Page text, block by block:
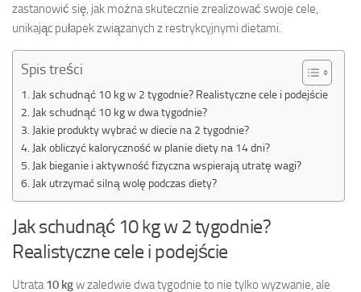
zastanowić się, jak można skutecznie zrealizować swoje cele,
unikając pułapek związanych z restrykcyjnymi dietami.
Spis treści
Jak schudnąć 10 kg w 2 tygodnie? Realistyczne cele i podejście
Jak schudnąć 10 kg w dwa tygodnie?
Jakie produkty wybrać w diecie na 2 tygodnie?
Jak obliczyć kaloryczność w planie diety na 14 dni?
Jak bieganie i aktywność fizyczna wspierają utratę wagi?
Jak utrzymać silną wolę podczas diety?
Jak schudnąć 10 kg w 2 tygodnie?
Realistyczne cele i podejście
Utrata 10 kgw zaledwie dwa tygodnie to nie tylko wyzwanie, ale